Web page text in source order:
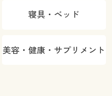
寝具・ベッド
美容・健康・サプリメント